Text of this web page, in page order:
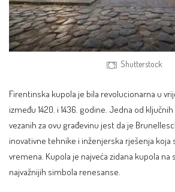
Shutterstock
Firentinska kupola je bila revolucionarna u
između 1420. i 1436. godine. Jedna od
vezanih za ovu građevinu jest da je
inovativne tehnike i inženjerska rješenja koja
vremena. Kupola je najveća zidana kupola na
najvažnijih simbola renesanse.